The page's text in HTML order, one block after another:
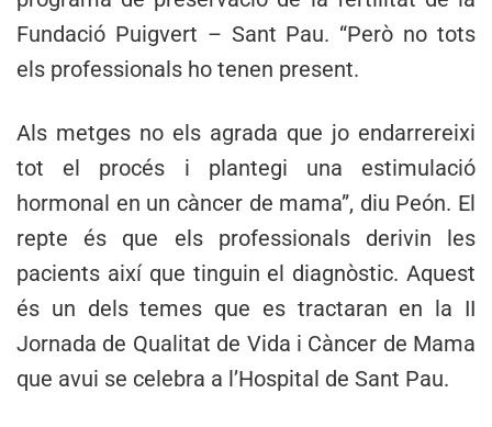
Fundació Puigvert – Sant Pau. “Però no tots
els professionals ho tenen present.
Als metges no els agrada que jo endarrereixi
tot el procés i plantegi una estimulació
hormonal en un càncer de mama”, diu Peón. El
repte és que els professionals derivin les
pacients així que tinguin el diagnòstic. Aquest
és un dels temes que es tractaran en la II
Jornada de Qualitat de Vida i Càncer de Mama
que avui se celebra a l’Hospital de Sant Pau.